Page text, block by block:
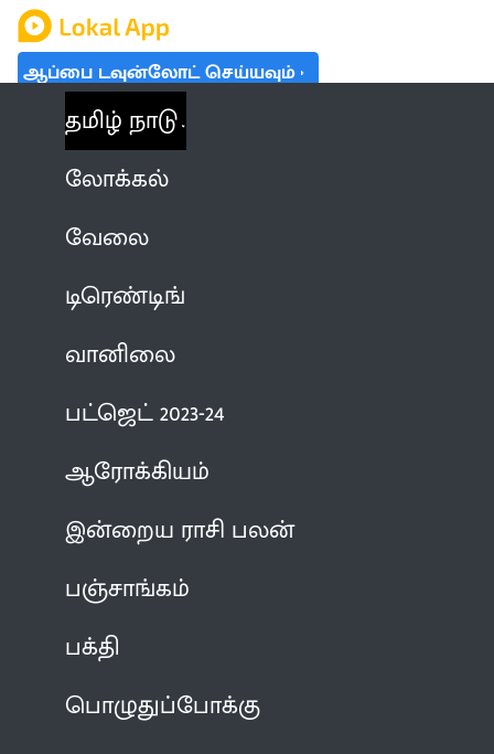
ஆப்பை டவுன்லோட் செய்யவும்
தமிழ் நாடு
லோக்கல்
வேலை
டிரெண்டிங்
வானிலை
பட்ஜெட் 2023-24
ஆரோக்கியம்
இன்றைய ராசி பலன்
பஞ்சாங்கம்
பக்தி
பொழுதுப்போக்கு